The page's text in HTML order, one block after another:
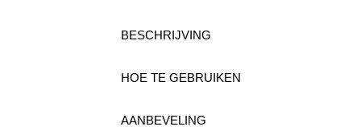
BESCHRIJVING
HOE TE GEBRUIKEN
AANBEVELING